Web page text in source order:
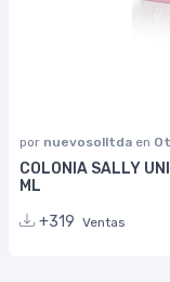
por nuevosolltda en
COLONIA SALLY
ML
+319 Ventas